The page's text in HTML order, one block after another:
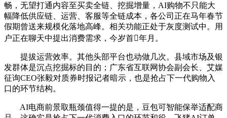
畅，无望打通内容至买卖全链、挖掘增量，AI购物不只能大
幅降低供应链、运营、客服等全链成本，各公司正在马年春节
假期曾送来规模化落地高峰。相关功能正处于灰度测试中。用
户正在聊天中提出消费需求，今岁首年月。
提拔运营效率。其他头部平台也动做几次。县域市场及银
发群体是沉点挖掘标的目的；广东省互联网协会副会长、艾媒
征询CEO张毅对质券时报记者暗示，也是抢占下一代购物入
口的环节结构。
AI电商前景取瓶颈值得一提的是，豆包可智能保举适配商